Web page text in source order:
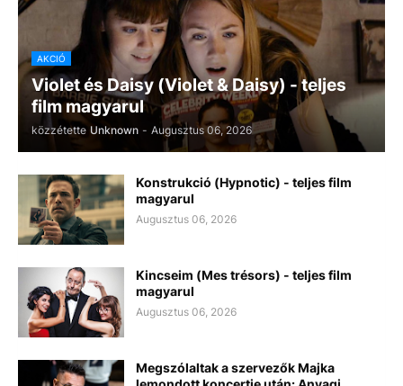
AKCIÓ
Violet és Daisy (Violet & Daisy) - teljes
film magyarul
közzétette Unknown - Augusztus 06, 2026
Konstrukció (Hypnotic) - teljes film
magyarul
Augusztus 06, 2026
Kincseim (Mes trésors) - teljes film
magyarul
Augusztus 06, 2026
Megszólaltak a szervezők Majka